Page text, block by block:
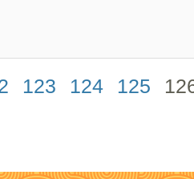
123 124 125